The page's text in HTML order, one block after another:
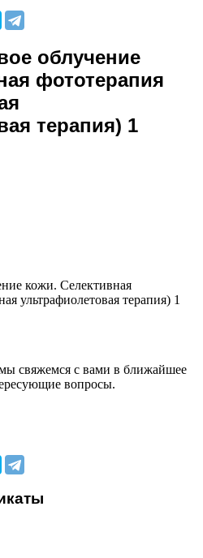
облучение
фототерапия
терапия) 1
кожи. Селективная
ультрафиолетовая терапия) 1
свяжемся с вами в ближайшее
вопросы.